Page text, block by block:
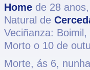
Home de 28
Natural de
Veciñanza: Boimil,
Morto o 10 de
Morte, ás 6,